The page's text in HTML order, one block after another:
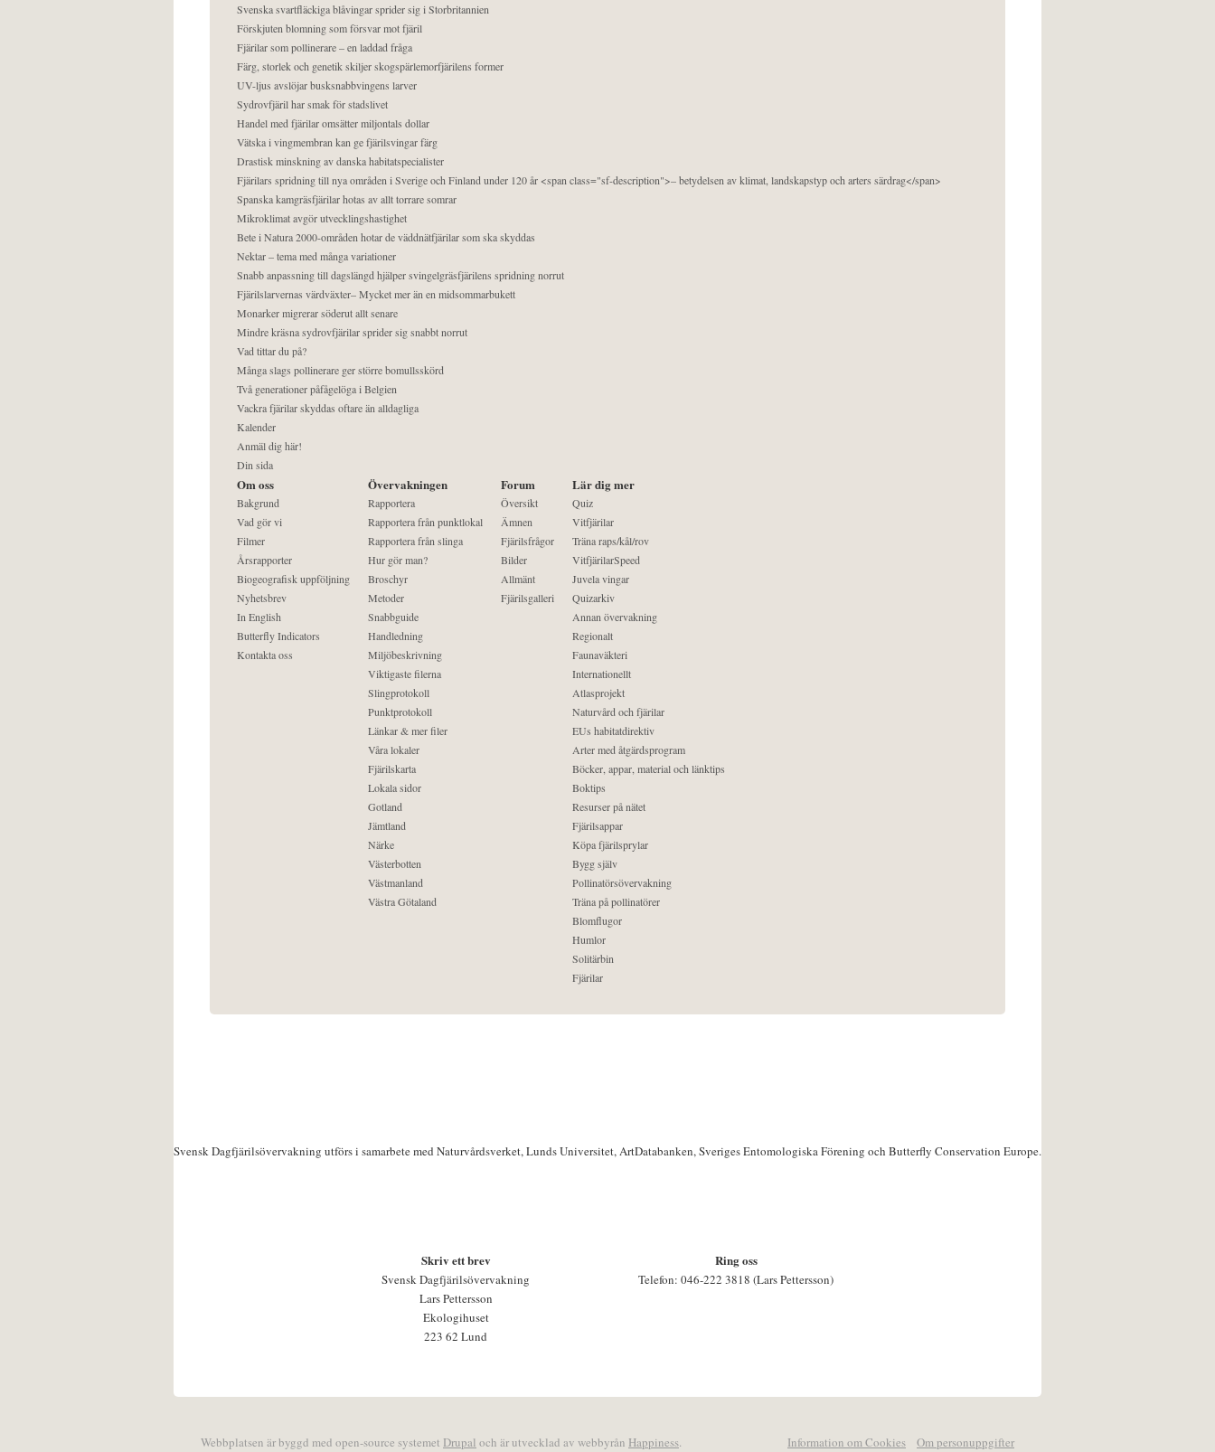
Svenska svartfläckiga blåvingar sprider sig i Storbritannien
Förskjuten blomning som försvar mot fjäril
Fjärilar som pollinerare – en laddad fråga
Färg, storlek och genetik skiljer skogspärlemorfjärilens former
UV-ljus avslöjar busksnabbvingens larver
Sydrovfjäril har smak för stadslivet
Handel med fjärilar omsätter miljontals dollar
Vätska i vingmembran kan ge fjärilsvingar färg
Drastisk minskning av danska habitatspecialister
Fjärilars spridning till nya områden i Sverige och Finland under 120 år <span class="sf-description">– betydelsen av klimat, landskapstyp och arters särdrag</span>
Spanska kamgräsfjärilar hotas av allt torrare somrar
Mikroklimat avgör utvecklingshastighet
Bete i Natura 2000-områden hotar de väddnätfjärilar som ska skyddas
Nektar – tema med många variationer
Snabb anpassning till dagslängd hjälper svingelgräsfjärilens spridning norrut
Fjärilslarvernas värdväxter– Mycket mer än en midsommarbukett
Monarker migrerar söderut allt senare
Mindre kräsna sydrovfjärilar sprider sig snabbt norrut
Vad tittar du på?
Många slags pollinerare ger större bomullsskörd
Två generationer påfågelöga i Belgien
Vackra fjärilar skyddas oftare än alldagliga
Kalender
Anmäl dig här!
Din sida
Om oss
Bakgrund
Vad gör vi
Filmer
Årsrapporter
Biogeografisk uppföljning
Nyhetsbrev
In English
Butterfly Indicators
Kontakta oss
Övervakningen
Rapportera
Rapportera från punktlokal
Rapportera från slinga
Hur gör man?
Broschyr
Metoder
Snabbguide
Handledning
Miljöbeskrivning
Viktigaste filerna
Slingprotokoll
Punktprotokoll
Länkar & mer filer
Våra lokaler
Fjärilskarta
Lokala sidor
Gotland
Jämtland
Närke
Västerbotten
Västmanland
Västra Götaland
Forum
Översikt
Ämnen
Fjärilsfrågor
Bilder
Allmänt
Fjärilsgalleri
Lär dig mer
Quiz
Vitfjärilar
Träna raps/kål/rov
VitfjärilarSpeed
Juvela vingar
Quizarkiv
Annan övervakning
Regionalt
Faunaväkteri
Internationellt
Atlasprojekt
Naturvård och fjärilar
EUs habitatdirektiv
Arter med åtgärdsprogram
Böcker, appar, material och länktips
Boktips
Resurser på nätet
Fjärilsappar
Köpa fjärilsprylar
Bygg själv
Pollinatörsövervakning
Träna på pollinatörer
Blomflugor
Humlor
Solitärbin
Fjärilar
Svensk Dagfjärilsövervakning utförs i samarbete med Naturvårdsverket, Lunds Universitet, ArtDatabanken, Sveriges Entomologiska Förening och Butterfly Conservation Europe.
Skriv ett brev
Svensk Dagfjärilsövervakning
Lars Pettersson
Ekologihuset
223 62 Lund
Ring oss
Telefon: 046-222 3818 (Lars Pettersson)
Webbplatsen är byggd med open-source systemet Drupal och är utvecklad av webbyrån Happiness. Information om Cookies Om personuppgifter